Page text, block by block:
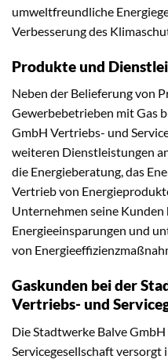
umweltfreundliche
Verbesserung des
Produkte und
Neben der Belieferung von
Gewerbebetrieben mit Gas
GmbH Vertriebs- und
weiteren Dienstleistungen
die Energieberatung, das
Vertrieb von
Unternehmen seine
Energieeinsparungen und
von
Gaskunden bei der
Vertriebs- und
Die Stadtwerke Balve
Servicegesellschaft versorgt